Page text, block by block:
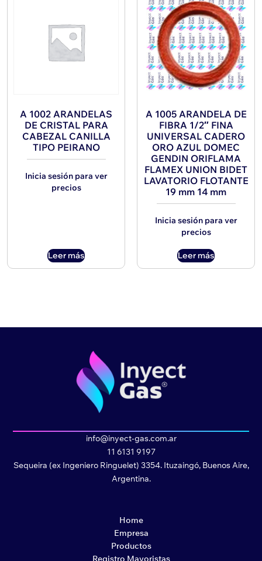
A 1002 ARANDELAS
DE CRISTAL PARA
CABEZAL CANILLA
TIPO PEIRANO
Inicia sesión para ver
precios
Leer más
A 1005 ARANDELA DE
FIBRA 1/2″ FINA
UNIVERSAL CADERO
ORO AZUL DOMEC
GENDIN ORIFLAMA
FLAMEX UNION BIDET
LAVATORIO FLOTANTE
19 mm 14 mm
Inicia sesión para ver
precios
Leer más
info@inyect-gas.com.ar
11 6131 9197
Sequeira (ex Ingeniero Ringuelet) 3354. Ituzaingó, Buenos Aire,
Argentina.
Home
Empresa
Productos
Registro Mayoristas